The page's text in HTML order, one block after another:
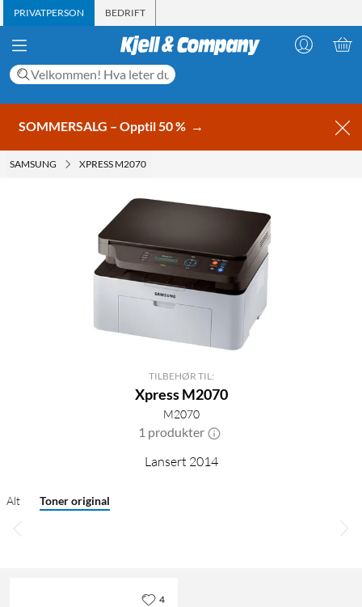
PRIVATPERSON BEDRIFT
SOMMERSALG – Opptil 50 % →
SAMSUNG XPRESS M2070
TILBEHØR TIL:
Xpress M2070
M2070
1 produkter
Lansert 2014
Alt Toner original
4